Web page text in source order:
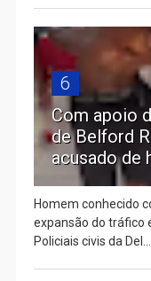
6
Com apoio
de Belford
acusado de
Homem conhecido
expansão do tráfico
Policiais civis da Del...